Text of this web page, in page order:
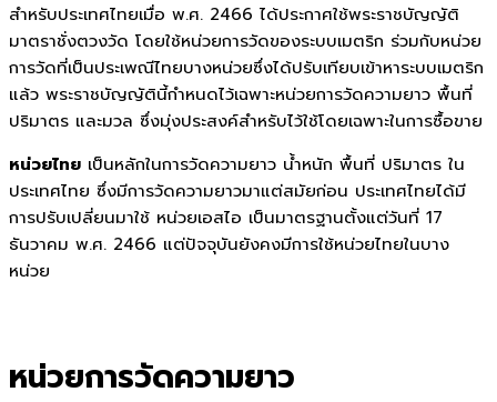
สำหรับประเทศไทยเมื่อ พ.ศ. 2466 ได้ประกาศใช้พระราชบัญญัติ
มาตราชั่งตวงวัด โดยใช้หน่วยการวัดของระบบเมตริก ร่วมกับหน่วย
การวัดที่เป็นประเพณีไทยบางหน่วยซึ่งได้ปรับเทียบเข้าหาระบบเมตริก
แล้ว พระราชบัญญัตินี้กำหนดไว้เฉพาะหน่วยการวัดความยาว พื้นที่
ปริมาตร และมวล ซึ่งมุ่งประสงค์สำหรับไว้ใช้โดยเฉพาะในการซื้อขาย
หน่วยไทย เป็นหลักในการวัดความยาว น้ำหนัก พื้นที่ ปริมาตร ใน
ประเทศไทย ซึ่งมีการวัดความยาวมาแต่สมัยก่อน ประเทศไทยได้มี
การปรับเปลี่ยนมาใช้ หน่วยเอสไอ เป็นมาตรฐานตั้งแต่วันที่ 17
ธันวาคม พ.ศ. 2466 แต่ปัจจุบันยังคงมีการใช้หน่วยไทยในบาง
หน่วย
หน่วยการวัดความยาว